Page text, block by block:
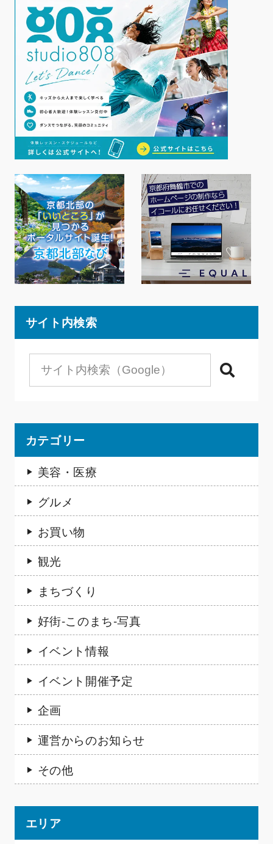
サイト内検索
検索
カテゴリー
美容・医療
グルメ
お買い物
観光
まちづくり
好街-このまち-写真
イベント情報
イベント開催予定
企画
運営からのお知らせ
その他
エリア